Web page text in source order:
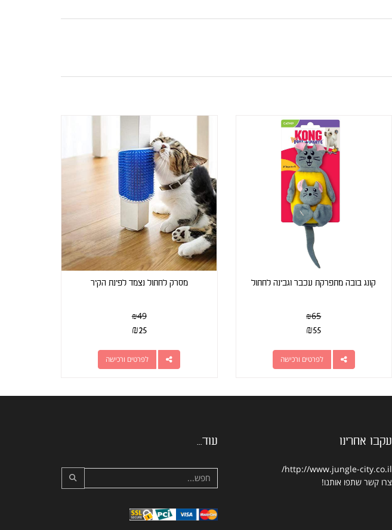
קונג בובה מתפרקת עכבר וגבינה לחתול
₪65
₪55
לפרטים ורכישה
מסרק לחתול נצמד לפינת הקיר
₪49
₪25
לפרטים ורכישה
עקבו אחרינו
http://www.jungle-city.co.il/
צרו קשר שתפו אותנו!
עוד...